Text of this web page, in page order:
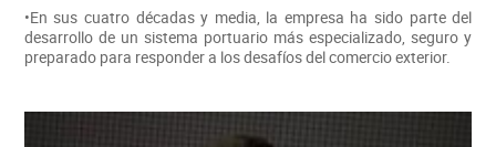
•En sus cuatro décadas y media, la empresa ha sido parte del
desarrollo de un sistema portuario más especializado, seguro y
preparado para responder a los desafíos del comercio exterior.